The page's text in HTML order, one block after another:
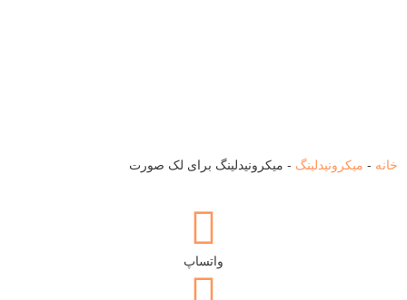
خانه - میکرونیدلینگ - میکرونیدلینگ برای لک صورت
واتساپ